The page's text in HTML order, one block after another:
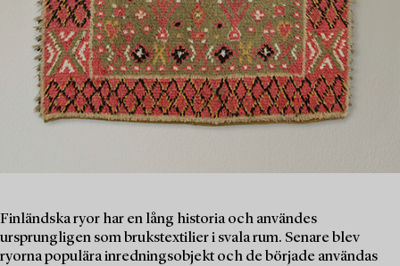
Finländska ryor har en lång historia och användes
ursprungligen som brukstextilier i svala rum. Senare blev
ryorna populära inredningsobjekt och de började användas